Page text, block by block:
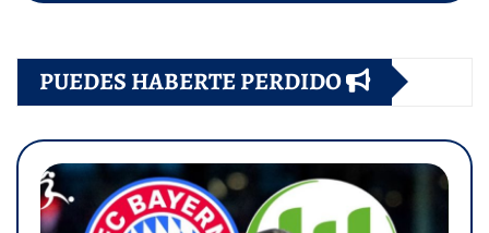
PUEDES HABERTE PERDIDO